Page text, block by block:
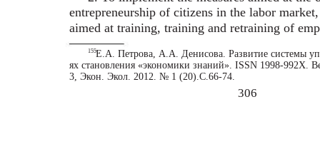
306
entrepreneurship of citizens in the labor
aimed at training, training and retraining of
155Е.А. Петрова, А.А. Денисова. Развитие системы
ях становления «экономики знаний». ISSN 1998-992X.
3, Экон. Экол. 2012. № 1 (20).С.66-74.